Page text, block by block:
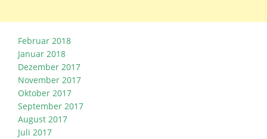
Februar 2018
Januar 2018
Dezember 2017
November 2017
Oktober 2017
September 2017
August 2017
Juli 2017